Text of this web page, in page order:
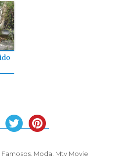
Categorias
Famosos, Moda, Mtv Movie